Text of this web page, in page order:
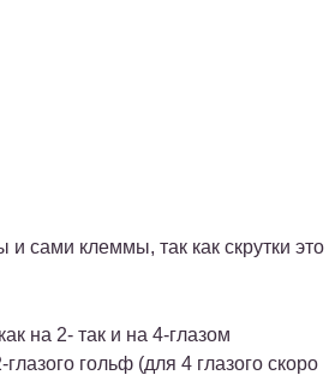
сами клеммы, так как скрутки это
на 2- так и на 4-глазом
гольф (для 4 глазого скоро